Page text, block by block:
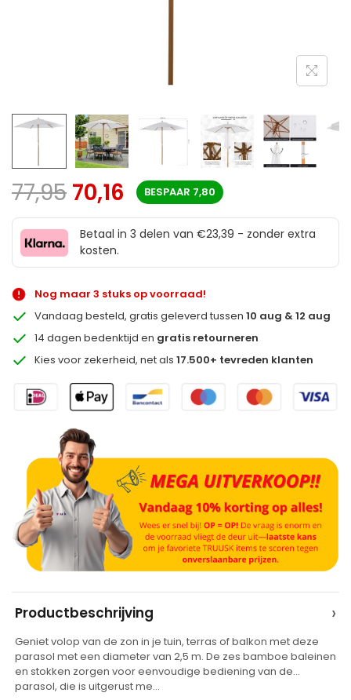
77,95 70,16 BESPAAR 7,80
Betaal in 3 delen van €23,39 - zonder extra
kosten.
Nog maar 3 stuks op voorraad!
Vandaag besteld, gratis geleverd tussen10 aug & 12 aug
14 dagen bedenktijd en gratis retourneren
Kies voor zekerheid, net als17.500+ tevreden klanten
t
e
r
Productbeschrijving ›
Geniet volop van de zon in je tuin, terras of balkon met deze
parasol met een diameter van 2,5 m. De zes bamboe baleinen
en stokken zorgen voor eenvoudige bediening van de
parasol, die is uitgerust me…